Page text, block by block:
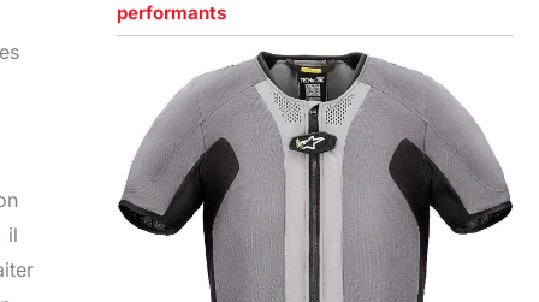
il
performants